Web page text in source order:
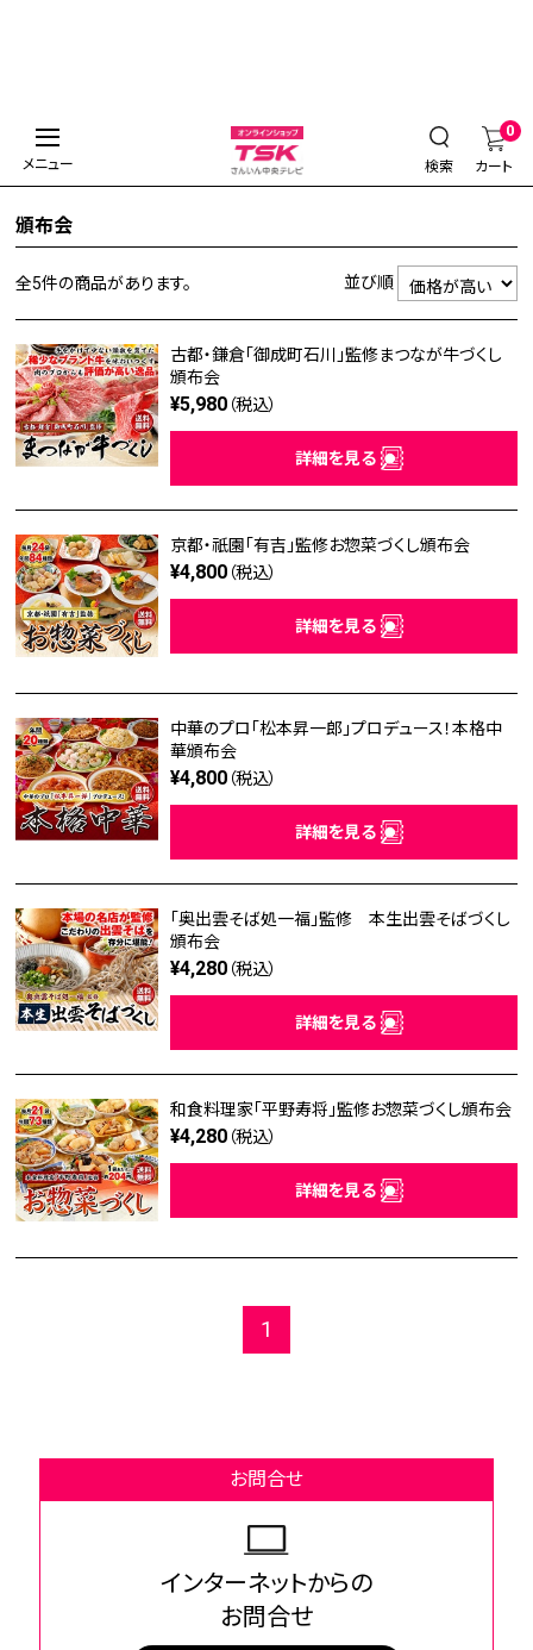
検索 カート
0
メニュー
頒布会
全5件の商品があります。 並び順
古都・鎌倉「御成町石川」監修まつなが牛づくし
頒布会
¥5,980 （税込）
詳細を見る
京都・祇園「有吉」監修お惣菜づくし頒布会
¥4,800 （税込）
詳細を見る
中華のプロ「松本昇一郎」プロデュース！本格中
華頒布会
¥4,800 （税込）
詳細を見る
「奥出雲そば処一福」監修 本生出雲そばづくし
頒布会
¥4,280 （税込）
詳細を見る
和食料理家「平野寿将」監修お惣菜づくし頒布会
¥4,280 （税込）
詳細を見る
1
お問合せ
インターネットからの
お問合せ